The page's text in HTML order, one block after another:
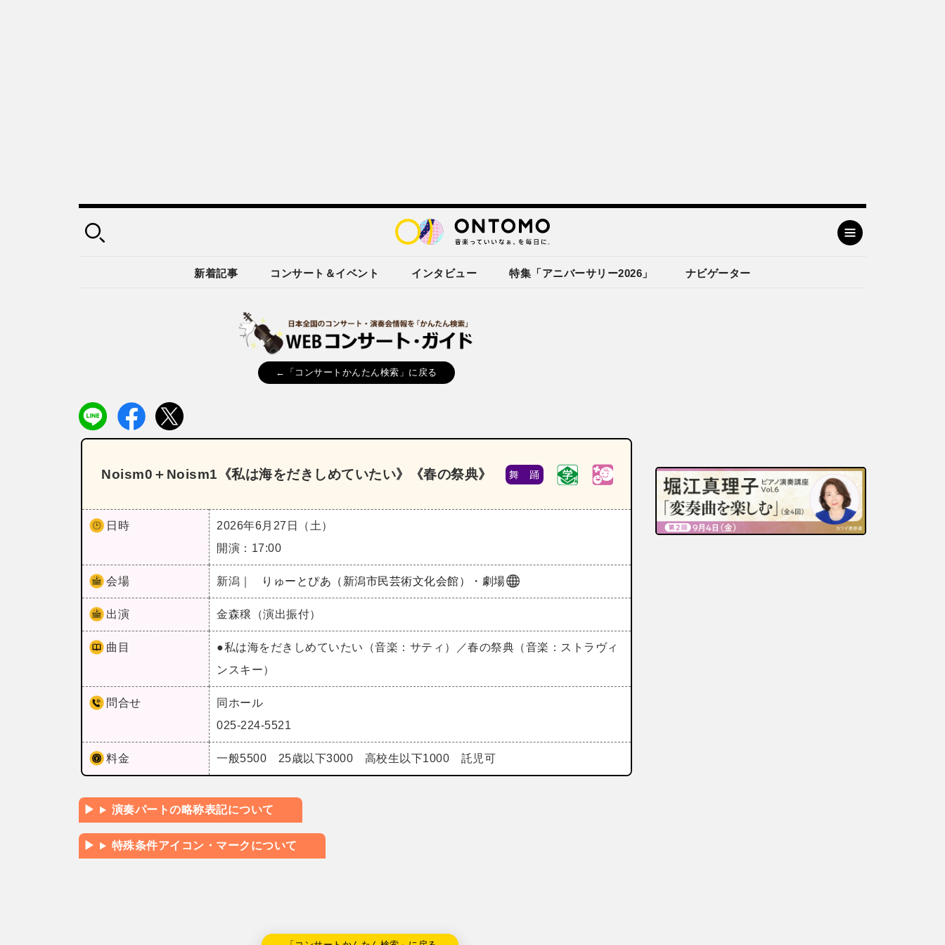
新着記事 コンサート＆イベント インタビュー 特集「アニバーサリー2026」 ナビゲーター
←「コンサートかんたん検索」に戻る
Noism0＋Noism1《私は海をだきしめていたい》《春の祭典》 舞 踊
日時
2026年6月27日（土）
開演：17:00
会場 新潟｜ りゅーとぴあ（新潟市民芸術文化会館）・劇場
出演 金森穣（演出振付）
曲目
●私は海をだきしめていたい（音楽：サティ）／春の祭典（音楽：ストラヴィ
ンスキー）
問合せ
同ホール
025-224-5521
料金 一般5500 25歳以下3000 高校生以下1000 託児可
演奏パートの略称表記について
特殊条件アイコン・マークについて